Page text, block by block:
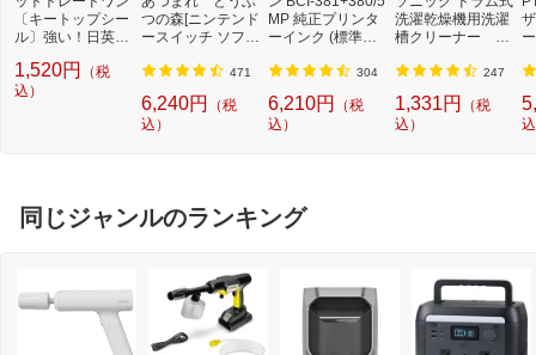
〔キートップシー
ル〕強い！日英対
プシールセット ブ
ルー DYKTSBL
1,520円
（税
込）
つの森[ニンテンド
ースイッチ ソフ
471
6,240円
（税
込）
MP 純正プリンタ
ーインク (標準容
3813805MP] 304
6,210円
（税
込）
洗濯乾燥機用洗濯
槽クリーナー N-
機 洗浄 洗剤 750m
l NW2]【rb_pcp】
247
1,331円
（税
込）
T
同じジャンルのランキング